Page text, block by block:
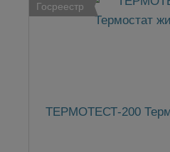
Госреестр
ТЕРМОТЕСТ-200